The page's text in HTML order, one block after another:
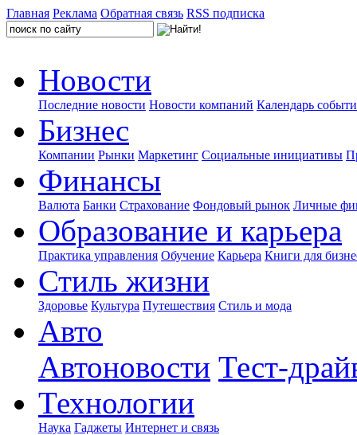
Главная Реклама Обратная связь RSS подписка
Новости
Последние новости Новости компаний Календарь
Бизнес
Компании Рынки Маркетинг Социальные инициативы
Финансы
Валюта Банки Страхование Фондовый рынок Личные
Образование и карьера
Практика управления Обучение Карьера Книги для
Стиль жизни
Здоровье Культура Путешествия Стиль и мода
Авто
Автоновости Тест-
Технологии
Наука Гаджеты Интернет и связь